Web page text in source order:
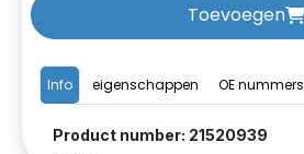
Info eigenschappen OE nummers
Product number: 21520939
Toevoegen